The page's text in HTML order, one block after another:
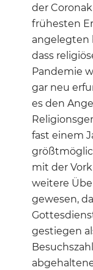
der
frühesten
angelegten
dass
Pandemie
gar neu
es den
fast einem
mit der
weitere
gewesen,
gestiegen